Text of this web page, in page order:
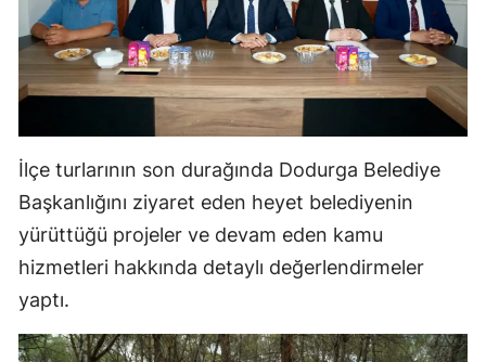
İlçe turlarının son durağında Dodurga Belediye
Başkanlığını ziyaret eden heyet belediyenin
yürüttüğü projeler ve devam eden kamu
hizmetleri hakkında detaylı değerlendirmeler
yaptı.